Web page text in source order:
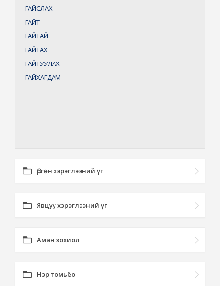
ГАЙСЛАХ
ГАЙТ
ГАЙТАЙ
ГАЙТАХ
ГАЙТУУЛАХ
ГАЙХАГДАМ
Өргөн хэрэглээний үг
Явцуу хэрэглээний үг
Аман зохиол
Нэр томьёо